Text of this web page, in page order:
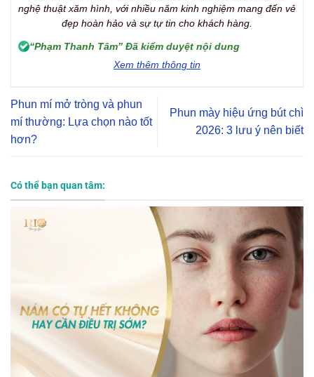
nghệ thuật xăm hình, với nhiều năm kinh nghiệm mang đến vẻ
đẹp hoàn hảo và sự tự tin cho khách hàng.
“Phạm Thanh Tâm” Đã kiểm duyệt nội dung
Xem thêm thông tin
Phun mí mở tròng và phun
mí thường: Lựa chọn nào tốt
hơn?
Phun mày hiệu ứng bút chì
2026: 3 lưu ý nên biết
Có thể bạn quan tâm: